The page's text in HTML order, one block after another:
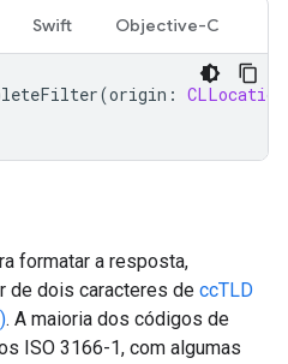
Swift Objective-C
(origin : CLLocation
formatar a resposta,
de dois caracteres de ccTLD
. A maioria dos códigos de
ISO 3166-1, com algumas